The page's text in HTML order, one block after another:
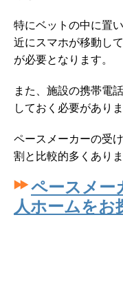
特にベットの中に置
近にスマホが移動し
が必要となります。
また、施設の携帯電
しておく必要がありま
ペースメーカーの受
割と比較的多くありま
ペースメー
人ホームをお